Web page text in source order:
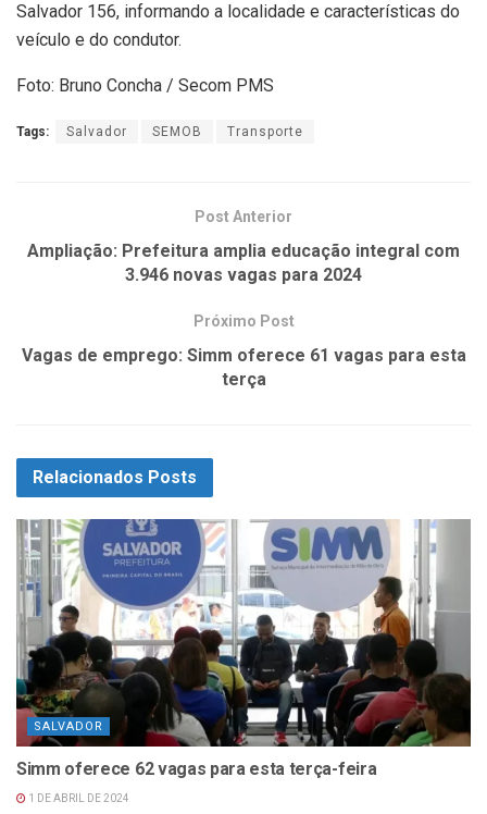
Salvador 156, informando a localidade e características do
veículo e do condutor.
Foto: Bruno Concha / Secom PMS
Tags: Salvador SEMOB Transporte
Post Anterior
Ampliação: Prefeitura amplia educação integral com
3.946 novas vagas para 2024
Próximo Post
Vagas de emprego: Simm oferece 61 vagas para esta
terça
Relacionados Posts
SALVADOR
Simm oferece 62 vagas para esta terça-feira
1 DE ABRIL DE 2024